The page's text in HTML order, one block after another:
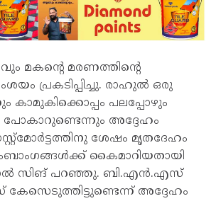
മകന്റെ മരണത്തിന്റെ
പ്രകടിപ്പിച്ചു. രാഹുൽ ഒരു
കാമുകിക്കൊപ്പം പലപ്പോഴും
പോകാറുണ്ടെന്നും അദ്ദേഹം
ശേഷം മൃതദേഹം
കൈമാറിയതായി
സിങ് പറഞ്ഞു. ബി.എൻ.എസ്
കേസെടുത്തിട്ടുണ്ടെന്ന് അദ്ദേഹം